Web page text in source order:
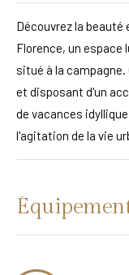
Découvrez la beauté
Florence, un
situé à la
et disposant d'un
de vacances
l'agitation de la vie